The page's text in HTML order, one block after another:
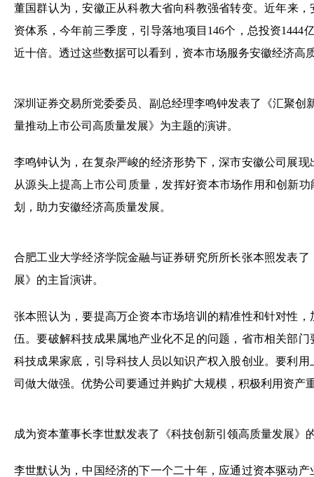
董国群认为，安徽正从科教大省向科教强省转变。近年来
资体系，今年前三季度，引导落地项目146个，总投资1444
近十倍。透过这些数据可以看到，资本市场服务安徽经济高
深圳证券交易所党委委员、副总经理李鸣钟发表了《汇聚创
量推动上市公司高质量发展》为主题的演讲。
李鸣钟认为，在复杂严峻的经济形势下，深市安徽公司展
从源头上提高上市公司质量，发挥好资本市场作用和创新
划，助力安徽经济高质量发展。
合肥工业大学经济学院金融与证券研究所所长张本照发表
展》的主旨演讲。
张本照认为，要提高万企资本市场培训的精准性和针对性
伍。要破解科技成果属地产业化不足的问题，省市相关部
科技成果家底，引导科技人员以知识产权入股创业。要利
司做大做强。优势公司要通过并购扩大规模，积极利用资产
成为资本董事长李世默发表了《科技创新引领高质量发展》
李世默认为，中国经济的下一个二十年，应通过资本驱动